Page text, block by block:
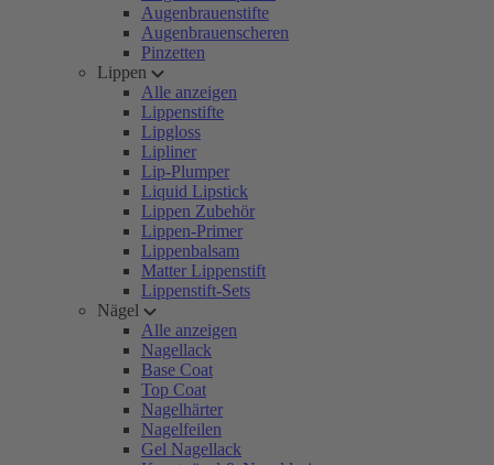
Augenbrauenstifte
Augenbrauenscheren
Pinzetten
Lippen
Alle anzeigen
Lippenstifte
Lipgloss
Lipliner
Lip-Plumper
Liquid Lipstick
Lippen Zubehör
Lippen-Primer
Lippenbalsam
Matter Lippenstift
Lippenstift-Sets
Nägel
Alle anzeigen
Nagellack
Base Coat
Top Coat
Nagelhärter
Nagelfeilen
Gel Nagellack